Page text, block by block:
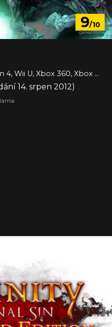
9/10
PC, PlayStation 3, PlayStation 4, Wii U, Xbox 360, Xbox One
14. srpen 2012)